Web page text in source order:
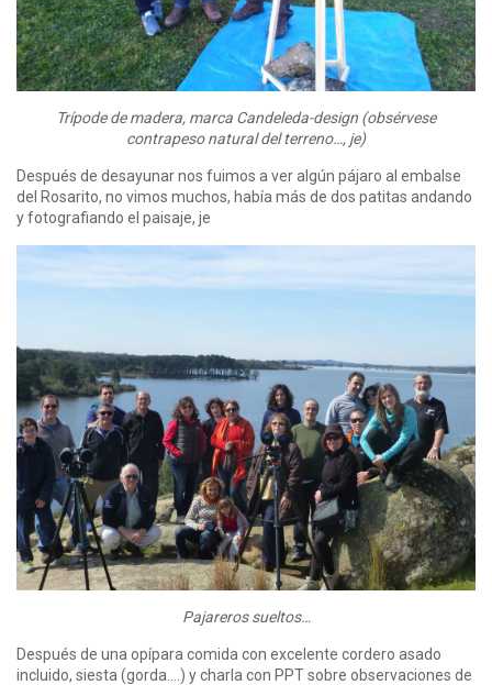
Trípode de madera, marca Candeleda-design (obsérvese
contrapeso natural del terreno…, je)
Después de desayunar nos fuimos a ver algún pájaro al embalse
del Rosarito, no vimos muchos, había más de dos patitas andando
y fotografiando el paisaje, je
Pajareros sueltos…
Después de una opípara comida con excelente cordero asado
incluido, siesta (gorda….) y charla con PPT sobre observaciones de